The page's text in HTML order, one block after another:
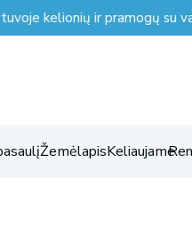
kelionių ir pramogų su
ŽemėlapisKeliaujame